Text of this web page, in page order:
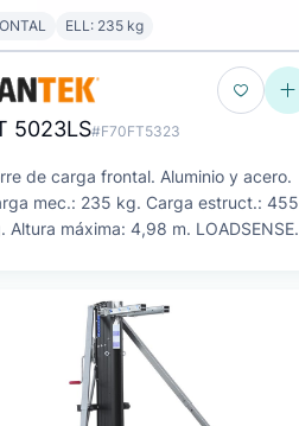
ELL: 235 kg
5023LS#F70FT5323
de carga frontal. Aluminio y acero.
mec.: 235 kg. Carga estruct.: 455
Altura máxima: 4,98 m. LOADSENSE.